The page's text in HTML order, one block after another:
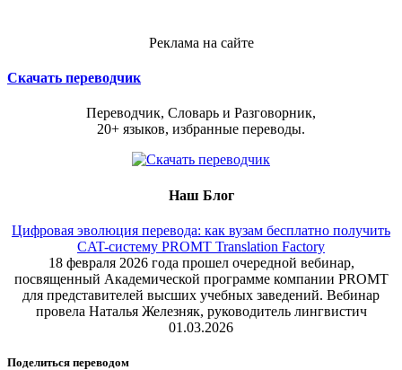
Реклама на сайте
Скачать переводчик
Переводчик, Словарь и Разговорник,
20+ языков, избранные переводы.
Наш Блог
Цифровая эволюция перевода: как вузам бесплатно получить
CAT-систему PROMT Translation Factory
18 февраля 2026 года прошел очередной вебинар,
посвященный Академической программе компании PROMT
для представителей высших учебных заведений. Вебинар
провела Наталья Железняк, руководитель лингвистич
01.03.2026
Поделиться переводом